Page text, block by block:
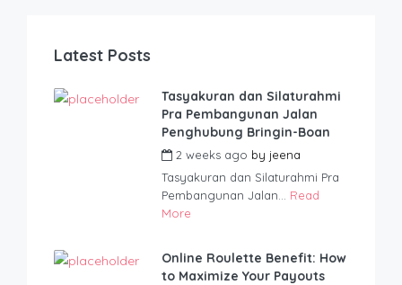
Latest Posts
Tasyakuran dan Silaturahmi
Pra Pembangunan Jalan
Penghubung Bringin-Boan
2 weeks ago by jeena
Tasyakuran dan Silaturahmi Pra
Pembangunan Jalan... Read
More
Online Roulette Benefit: How
to Maximize Your Payouts